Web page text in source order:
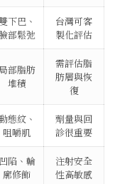
下巴、
部鬆弛
台灣可客
製化評估
局部脂肪
堆積
需評估脂
肪層與恢
復
態紋、
咀嚼肌
劑量與回
診很重要
凹陷、輪
廓修飾
注射安全
性高敏感